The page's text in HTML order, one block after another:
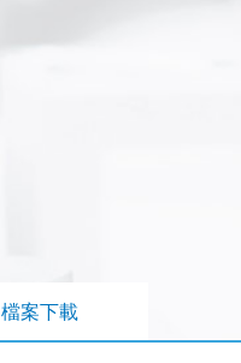
檔案下載